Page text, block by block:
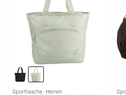
Sporttasche · Herren